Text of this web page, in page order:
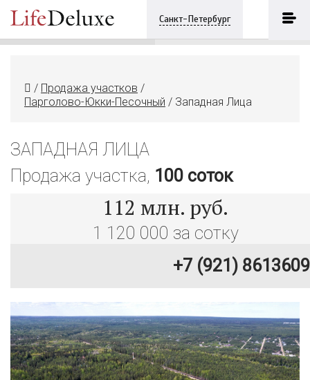
Санкт-Петербург
/ Продажа участков /
Парголово-Юкки-Песочный / Западная Лица
ЗАПАДНАЯ ЛИЦА
Продажа участка, 100 соток
112 млн. руб.
1 120 000 за сотку
+7 (921) 8613609
Западная Лица
+7 (921) 8613609 ПОЗВОНИТЬ